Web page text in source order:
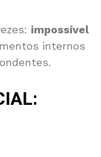
impossível
internos